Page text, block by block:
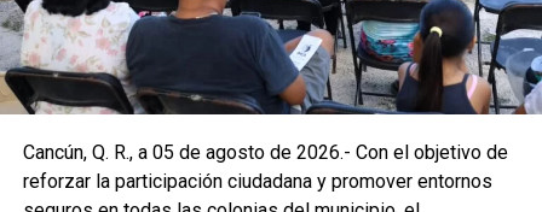
un programa mayor que incluye trabajos en las
supermanzanas 93, 94, 95, 96, 99, 100, 101, 102, 105, 251,
255 y 517.
Como parte de las labores permanentes de prevención,
también se realizaron desazolves en pozos de absorción
de las supermanzanas 213 y 235, donde personal de
Cancún, Q. R., a 05 de agosto de 2026.- Con el objetivo de
reforzar la participación ciudadana y promover entornos